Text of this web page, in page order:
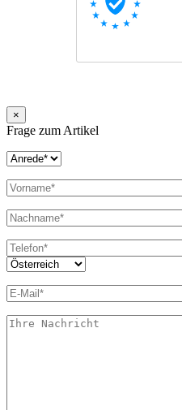
×
Frage zum Artikel